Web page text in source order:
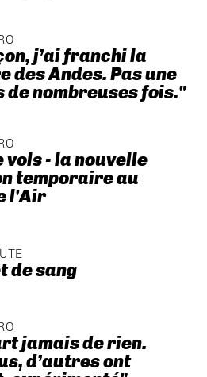
j’ai franchi la
des Andes. Pas une
de nombreuses fois."
vols - la nouvelle
temporaire au
l'Air
de sang
jamais de rien.
d’autres ont